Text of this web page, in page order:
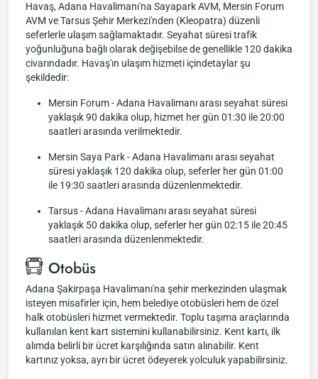
Havaş, Adana Havalimanı'na Sayapark AVM, Mersin Forum
AVM ve Tarsus Şehir Merkezi'nden (Kleopatra) düzenli
seferlerle ulaşım sağlamaktadır. Seyahat süresi trafik
yoğunluğuna bağlı olarak değişebilse de genellikle 120 dakika
civarındadır. Havaş'ın ulaşım hizmeti içindetaylar şu
şekildedir:
Mersin Forum - Adana Havalimanı arası seyahat süresi
yaklaşık 90 dakika olup, hizmet her gün 01:30 ile 20:00
saatleri arasında verilmektedir.
Mersin Saya Park - Adana Havalimanı arası seyahat
süresi yaklaşık 120 dakika olup, seferler her gün 01:00
ile 19:30 saatleri arasında düzenlenmektedir.
Tarsus - Adana Havalimanı arası seyahat süresi
yaklaşık 50 dakika olup, seferler her gün 02:15 ile 20:45
saatleri arasında düzenlenmektedir.
Otobüs
Adana Şakirpaşa Havalimanı'na şehir merkezinden ulaşmak
isteyen misafirler için, hem belediye otobüsleri hem de özel
halk otobüsleri hizmet vermektedir. Toplu taşıma araçlarında
kullanılan kent kart sistemini kullanabilirsiniz. Kent kartı, ilk
alımda belirli bir ücret karşılığında satın alınabilir. Kent
kartınız yoksa, ayrı bir ücret ödeyerek yolculuk yapabilirsiniz.